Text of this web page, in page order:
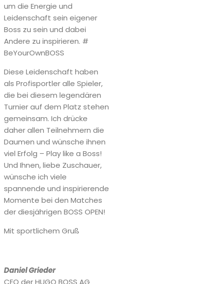
um die Energie und
Leidenschaft sein eigener
Boss zu sein und dabei
Andere zu inspirieren. #
BeYourOwnBOSS
Diese Leidenschaft haben
als Profisportler alle Spieler,
die bei diesem legendären
Turnier auf dem Platz stehen
gemeinsam. Ich drücke
daher allen Teilnehmern die
Daumen und wünsche ihnen
viel Erfolg – Play like a Boss!
Und Ihnen, liebe Zuschauer,
wünsche ich viele
spannende und inspirierende
Momente bei den Matches
der diesjährigen BOSS OPEN!
Mit sportlichem Gruß
Daniel Grieder
CEO der HUGO BOSS AG